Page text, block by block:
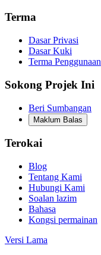
Terma
Dasar Privasi
Dasar Kuki
Terma Penggunaan
Sokong Projek Ini
Beri Sumbangan
Maklum Balas
Terokai
Blog
Tentang Kami
Hubungi Kami
Soalan lazim
Bahasa
Kongsi permainan
Versi Lama